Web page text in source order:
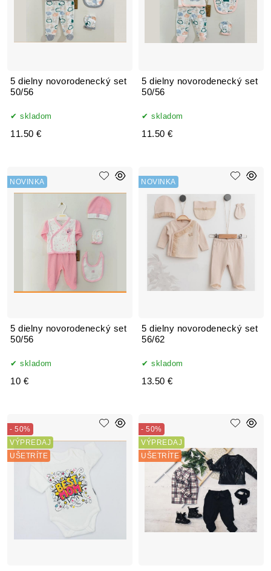
5 dielny novorodenecký set
50/56
skladom
11.50 €
5 dielny novorodenecký set
50/56
skladom
11.50 €
5 dielny novorodenecký set
50/56
NOVINKA
skladom
10 €
5 dielny novorodenecký set
56/62
NOVINKA
skladom
13.50 €
- 50%
VÝPREDAJ
UŠETRÍTE
- 50%
VÝPREDAJ
UŠETRÍTE